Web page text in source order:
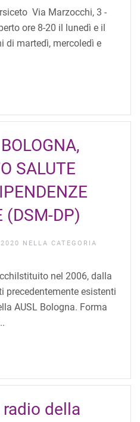
Via Marzocchi, 3 -
ore 8-20 il lunedì e il
di martedì, mercoledì e
SALUTE
(DSM-DP)
NELLA CATEGORIA
nel 2006, dalla
precedentemente esistenti
AUSL Bologna. Forma
della